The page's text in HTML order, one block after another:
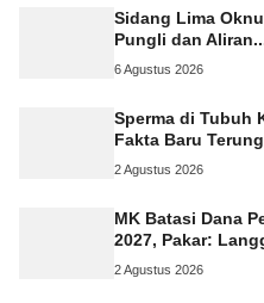
Sidang Lima
Pungli dan
6 Agustus 2026
Sperma di Tubuh
Fakta Baru
2 Agustus 2026
MK Batasi Dana
2027, Pakar:
2 Agustus 2026